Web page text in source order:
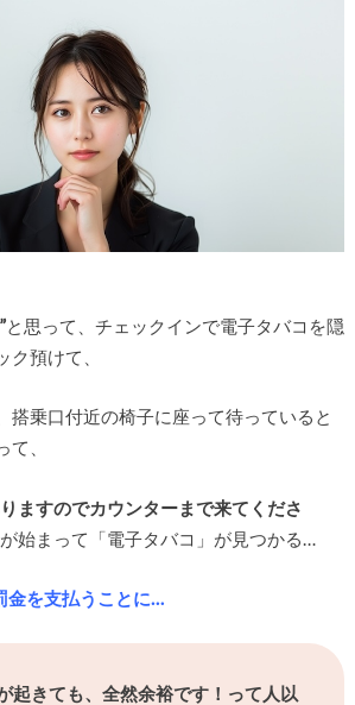
と思って、チェックインで電子タバコを隠
ク預けて、
搭乗口付近の椅子に座って待っていると
、
ますのでカウンターまで来てくださ
始まって「電子タバコ」が見つかる…
金を支払うことに…
起きても、全然余裕です！って人以